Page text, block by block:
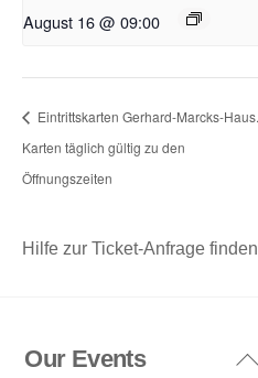
August 16 @ 09:00
Eintrittskarten Gerhard-Marcks-Haus.
Karten täglich gültig zu den
Öffnungszeiten
Hilfe zur Ticket-Anfrage
Our Events